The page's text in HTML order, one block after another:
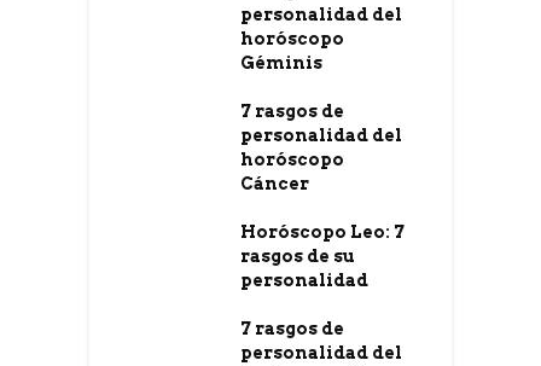
personalidad del
horóscopo
Géminis
7 rasgos de
personalidad del
horóscopo
Cáncer
Horóscopo Leo: 7
rasgos de su
personalidad
7 rasgos de
personalidad del